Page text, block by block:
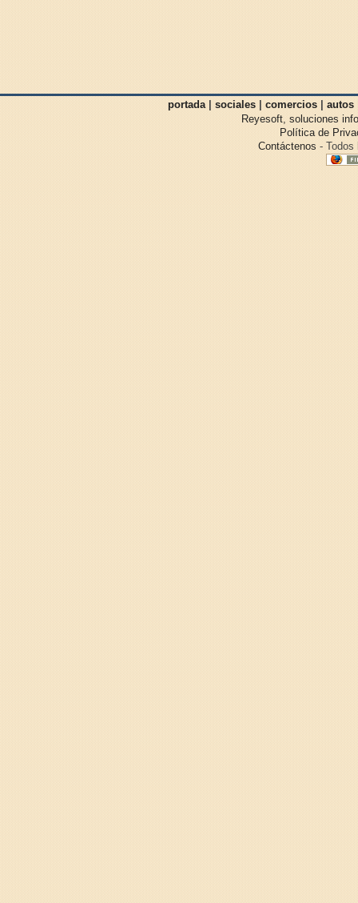
portada | sociales | comercios | autos
Reyesoft, soluciones
Política de
Contáctenos - Todos